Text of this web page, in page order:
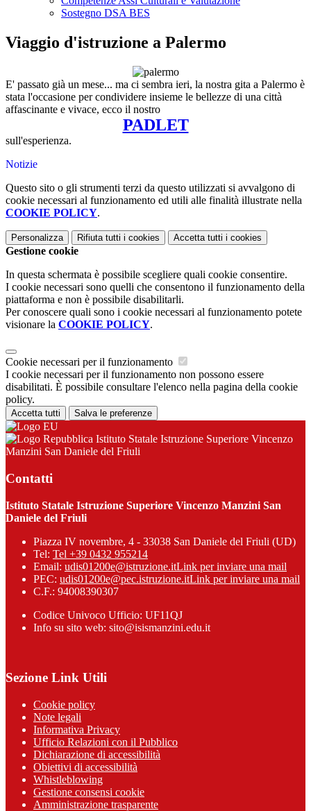
Sostegno DSA BES
Viaggio d'istruzione a Palermo
E' passato già un mese... ma ci sembra ieri, la nostra gita a Palermo è
stata l'occasione per condividere insieme le bellezze di una città
affascinante e vivace, ecco il nostro
PADLET
sull'esperienza.
Notizie
Questo sito o gli strumenti terzi da questo utilizzati si avvalgono di
cookie necessari al funzionamento ed utili alle finalità illustrate nella
COOKIE POLICY.
Personalizza Rifiuta tutti i cookies Accetta tutti i cookies
Gestione cookie
In questa schermata è possibile scegliere quali cookie consentire.
I cookie necessari sono quelli che consentono il funzionamento della
piattaforma e non è possibile disabilitarli.
Per conoscere quali sono i cookie necessari al funzionamento potete
visionare la COOKIE POLICY.
Cookie necessari per il funzionamento
I cookie necessari per il funzionamento non possono essere
disabilitati. È possibile consultare l'elenco nella pagina della cookie
policy.
Accetta tutti Salva le preferenze
Istituto Statale Istruzione Superiore Vincenzo
Manzini San Daniele del Friuli
Contatti
Istituto Statale Istruzione Superiore Vincenzo Manzini San
Daniele del Friuli
Piazza IV novembre, 4 - 33038 San Daniele del Friuli (UD)
Tel: Tel +39 0432 955214
Email: udis01200e@istruzione.itLink per inviare una mail
PEC: udis01200e@pec.istruzione.itLink per inviare una mail
C.F.: 94008390307
Codice Univoco Ufficio: UF11QJ
Info su sito web: sito@isismanzini.edu.it
Sezione Link Utili
Cookie policy
Note legali
Informativa Privacy
Ufficio Relazioni con il Pubblico
Dichiarazione di accessibilità
Obiettivi di accessibilità
Whistleblowing
Gestione consensi cookie
Amministrazione trasparente